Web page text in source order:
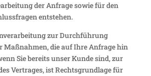
der Anfrage sowie für den
entstehen.
zur Durch­füh­rung
Maßnahmen, die auf Ihre Anfrage hin
Sie bereits unser Kunde sind, zur
Vertrages, ist Rechts­grund­lage für